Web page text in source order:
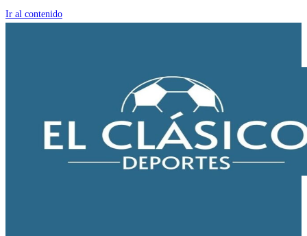
Ir al contenido